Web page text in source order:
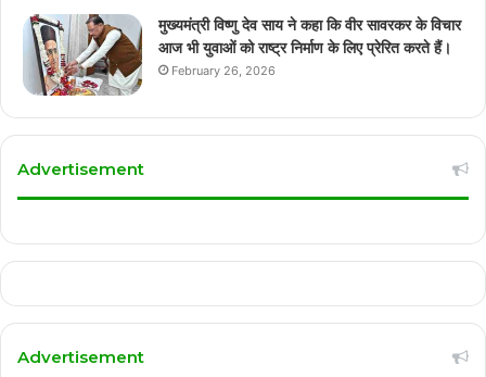
मुख्यमंत्री विष्णु देव साय ने कहा कि वीर सावरकर के विचार
आज भी युवाओं को राष्ट्र निर्माण के लिए प्रेरित करते हैं।
February 26, 2026
Advertisement
Advertisement